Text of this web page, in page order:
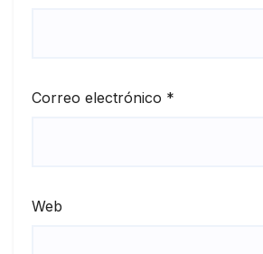
Correo electrónico *
Web